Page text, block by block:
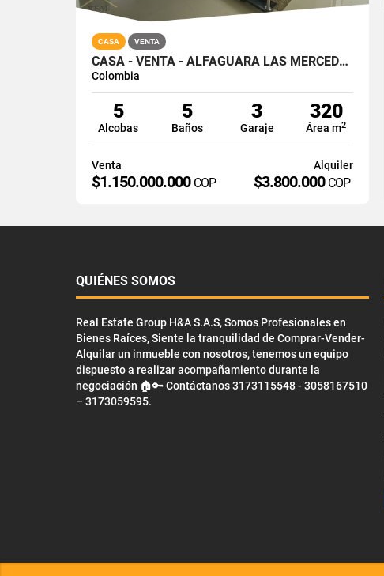
CASA VENTA
CASA - VENTA - ALFAGUARA LAS MERCEDES - JAMUNDI - SUR
Colombia
5
Alcobas
5
Baños
3
Garaje
320
Área m2
Venta
$1.150.000.000 COP
Alquiler
$3.800.000 COP
QUIÉNES SOMOS
Real Estate Group H&A S.A.S, Somos Profesionales en
Bienes Raíces, Siente la tranquilidad de Comprar-Vender-
Alquilar un inmueble con nosotros, tenemos un equipo
dispuesto a realizar acompañamiento durante la
negociación 🏠🔑 Contáctanos 3173115548 - 3058167510
– 3173059595.